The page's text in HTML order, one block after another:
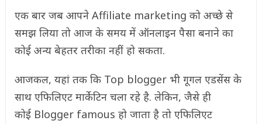
एक बार जब आपने Affiliate marketing को अच्छे से
समझ लिया तो आज के समय में ऑनलाइन पैसा बनाने का
कोई अन्य बेहतर तरीका नहीं हो सकता.
आजकल, यहां तक ​​कि Top blogger भी गूगल एडसेंस के
साथ एफिलिएट मार्केटिन चला रहे है. लेकिन, जैसे ही
कोई Blogger famous हो जाता है तो एफिलिएट